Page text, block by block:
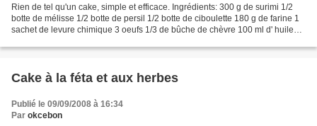
Rien de tel qu'un cake, simple et efficace. Ingrédients: 300 g de surimi 1/2
botte de mélisse 1/2 botte de persil 1/2 botte de ciboulette 180 g de farine 1
sachet de levure chimique 3 oeufs 1/3 de bûche de chèvre 100 ml d' huile
Cake à la féta et aux herbes
Publié le 09/09/2008 à 16:34
Par okcebon